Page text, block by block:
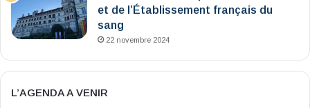
et de l’Établissement français du
sang
22 novembre 2024
L’AGENDA A VENIR